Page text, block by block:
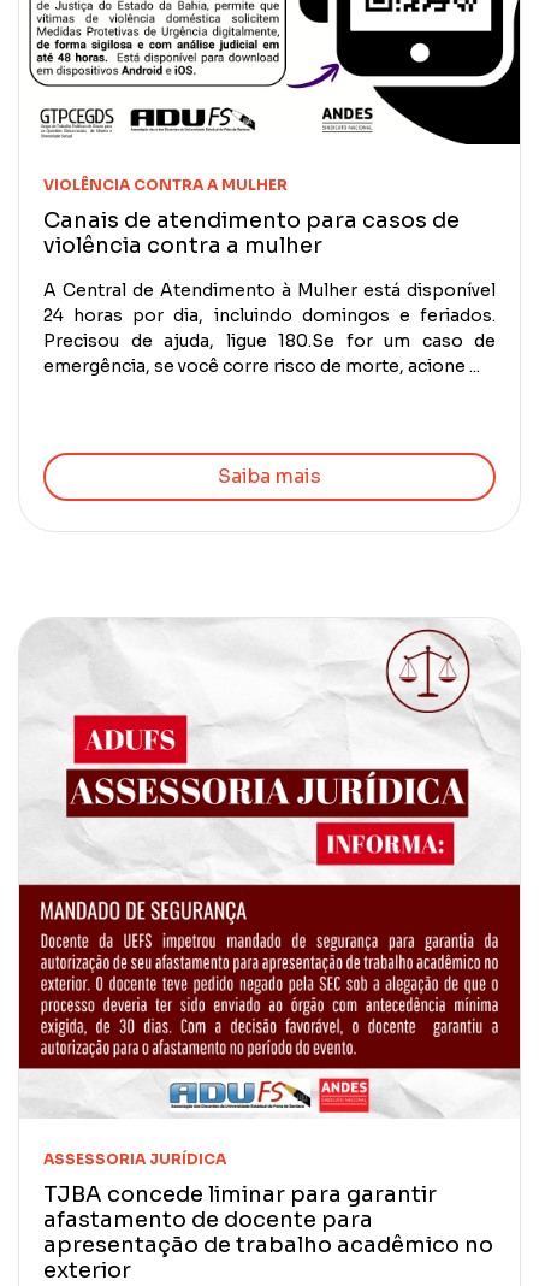
VIOLÊNCIA CONTRA A MULHER
Canais de atendimento para casos de
violência contra a mulher
A Central de Atendimento à Mulher está disponível
24 horas por dia, incluindo domingos e feriados.
Precisou de ajuda, ligue 180.Se for um caso de
emergência, se você corre risco de morte, acione ...
Saiba mais
ASSESSORIA JURÍDICA
TJBA concede liminar para garantir
afastamento de docente para
apresentação de trabalho acadêmico no
exterior